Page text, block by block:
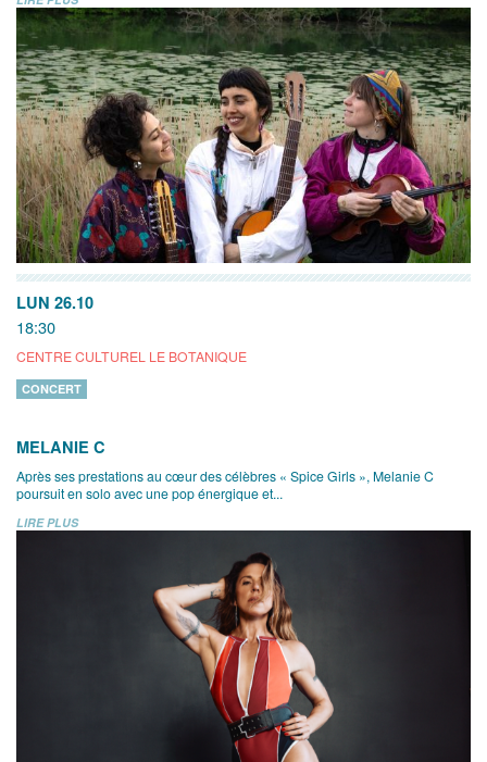
LUN 26.10
18:30
CENTRE CULTUREL LE BOTANIQUE
CONCERT
MELANIE C
Après ses prestations au cœur des célèbres « Spice Girls », Melanie C
poursuit en solo avec une pop énergique et...
LIRE PLUS